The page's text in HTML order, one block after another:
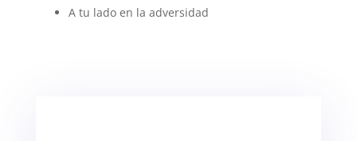
A tu lado en la adversidad